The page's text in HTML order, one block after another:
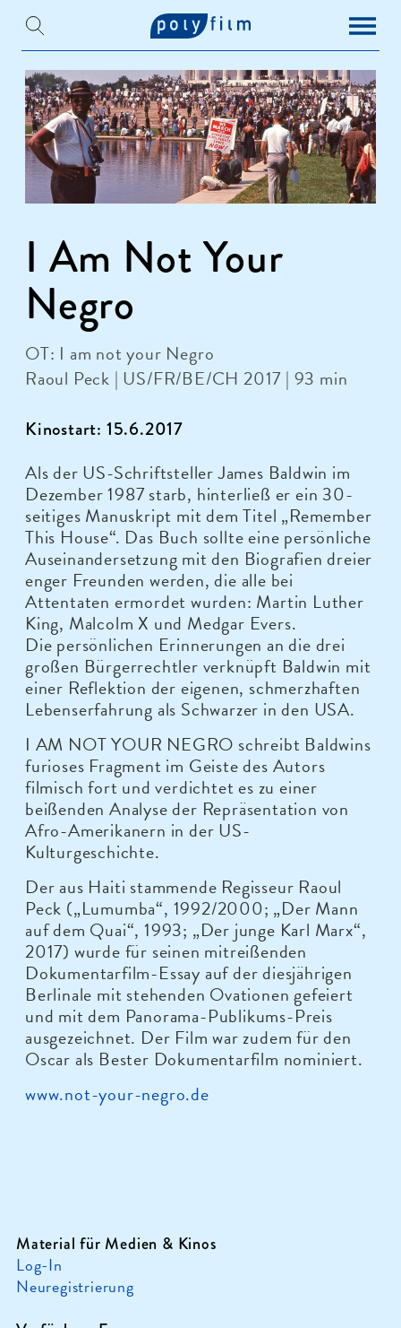
I Am Not Your
Negro
OT: I am not your Negro
Raoul Peck | US/FR/BE/CH 2017 | 93 min
Kinostart: 15.6.2017
Als der US-Schriftsteller James Baldwin im
Dezember 1987 starb, hinterließ er ein 30-
seitiges Manuskript mit dem Titel „Remember
This House“. Das Buch sollte eine persönliche
Auseinandersetzung mit den Biografien dreier
enger Freunden werden, die alle bei
Attentaten ermordet wurden: Martin Luther
King, Malcolm X und Medgar Evers.
Die persönlichen Erinnerungen an die drei
großen Bürgerrechtler verknüpft Baldwin mit
einer Reflektion der eigenen, schmerzhaften
Lebenserfahrung als Schwarzer in den USA.
I AM NOT YOUR NEGRO schreibt Baldwins
furioses Fragment im Geiste des Autors
filmisch fort und verdichtet es zu einer
beißenden Analyse der Repräsentation von
Afro-Amerikanern in der US-
Kulturgeschichte.
Der aus Haiti stammende Regisseur Raoul
Peck („Lumumba“, 1992/2000; „Der Mann
auf dem Quai“, 1993; „Der junge Karl Marx“,
2017) wurde für seinen mitreißenden
Dokumentarfilm-Essay auf der diesjährigen
Berlinale mit stehenden Ovationen gefeiert
und mit dem Panorama-Publikums-Preis
ausgezeichnet. Der Film war zudem für den
Oscar als Bester Dokumentarfilm nominiert.
www.not-your-negro.de
Material für Medien & Kinos
Log-In
Neuregistrierung